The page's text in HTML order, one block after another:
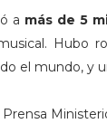
a más de 5
Hubo
el mundo, y
Prensa